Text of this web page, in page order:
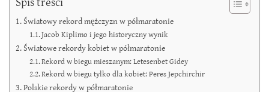
Światowy rekord mężczyzn w półmaratonie
Jacob Kiplimo i jego historyczny wynik
Światowe rekordy kobiet w półmaratonie
Rekord w biegu mieszanym: Letesenbet Gidey
Rekord w biegu tylko dla kobiet: Peres Jepchirchir
Polskie rekordy w półmaratonie